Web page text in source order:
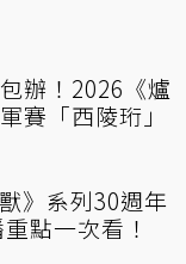
辦！2026《爐
賽「西陵珩」
》系列30週年
點一次看！